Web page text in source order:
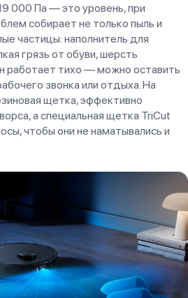
000 Па — это уровень, при
собирает не только пыль и
частицы: наполнитель для
грязь от обуви, шерсть
работает тихо — можно оставить
звонка или отдыха. На
щетка, эффективно
а специальная щетка TriCut
чтобы они не наматывались и